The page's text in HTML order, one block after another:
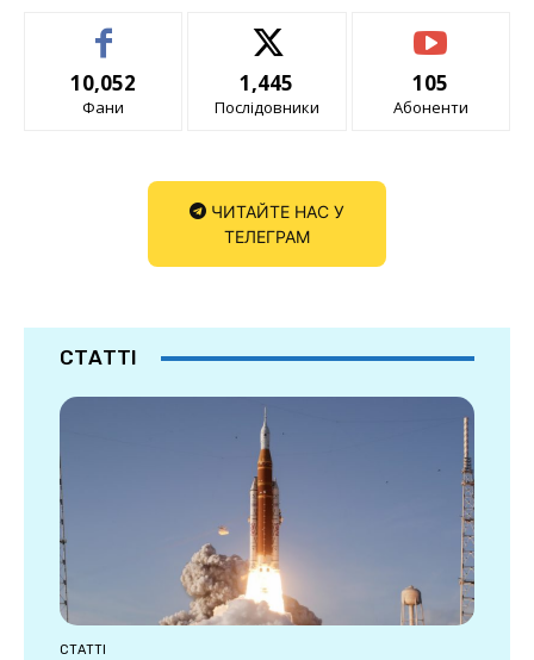
10,052
Фани
1,445
Послідовники
105
Абоненти
ЧИТАЙТЕ НАС У
ТЕЛЕГРАМ
СТАТТІ
СТАТТІ